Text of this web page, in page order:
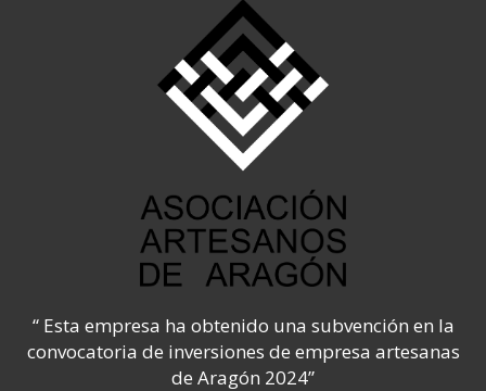
“ Esta empresa ha obtenido una subvención en la
convocatoria de inversiones de empresa artesanas
de Aragón 2024”